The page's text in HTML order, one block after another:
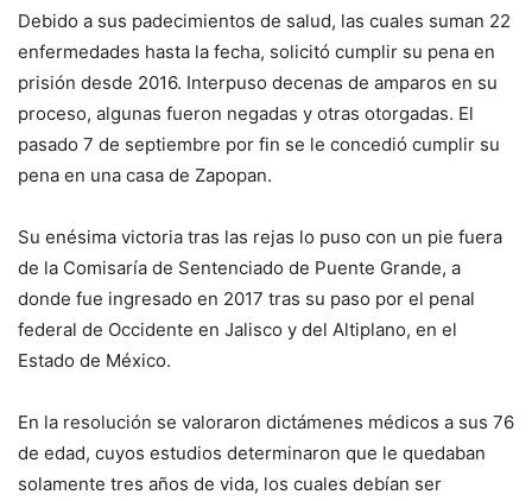
Debido a sus padecimientos de salud, las cuales suman 22
enfermedades hasta la fecha, solicitó cumplir su pena en
prisión desde 2016. Interpuso decenas de amparos en su
proceso, algunas fueron negadas y otras otorgadas. El
pasado 7 de septiembre por fin se le concedió cumplir su
pena en una casa de Zapopan.
Su enésima victoria tras las rejas lo puso con un pie fuera
de la Comisaría de Sentenciado de Puente Grande, a
donde fue ingresado en 2017 tras su paso por el penal
federal de Occidente en Jalisco y del Altiplano, en el
Estado de México.
En la resolución se valoraron dictámenes médicos a sus 76
de edad, cuyos estudios determinaron que le quedaban
solamente tres años de vida, los cuales debían ser